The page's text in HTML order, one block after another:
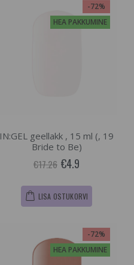
-72%
HEA PAKKUMINE
IN:GEL geellakk , 15 ml (, 19
Bride to Be)
€17.26 €4.9
LISA OSTUKORVI
-72%
HEA PAKKUMINE